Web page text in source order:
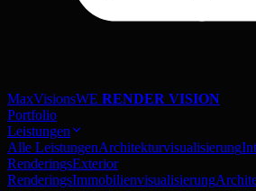
MaxVisionsWE RENDER VISION
Portfolio
Leistungen
Alle LeistungenArchitekturvisualisierung
RenderingsExterior
RenderingsImmobilienvisualisierung